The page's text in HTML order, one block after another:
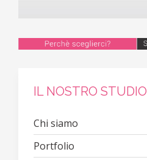
IL NOSTRO STUDIO
Chi siamo
Portfolio